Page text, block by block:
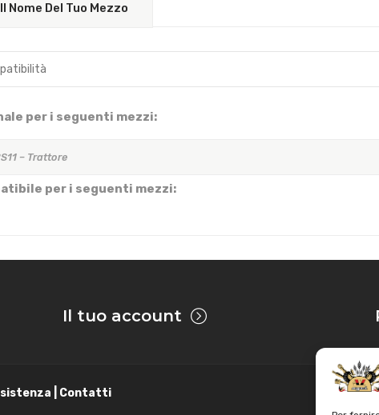
Del Tuo Mezzo
per i seguenti mezzi:
– Trattore
per i seguenti mezzi:
Il tuo account
| Contatti